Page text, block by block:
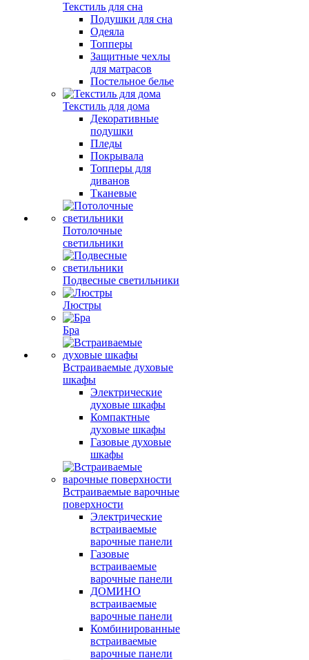
Текстиль для сна
Подушки для сна
Одеяла
Топперы
Защитные чехлы
для матрасов
Постельное белье
Текстиль для дома
Декоративные
подушки
Пледы
Покрывала
Топперы для
диванов
Тканевые
Потолочные
светильники
Подвесные светильники
Люстры
Бра
Встраиваемые духовые
шкафы
Электрические
духовые шкафы
Компактные
духовые шкафы
Газовые духовые
шкафы
Встраиваемые варочные
поверхности
Электрические
встраиваемые
варочные панели
Газовые
встраиваемые
варочные панели
ДОМИНО
встраиваемые
варочные панели
Комбинированные
встраиваемые
варочные панели